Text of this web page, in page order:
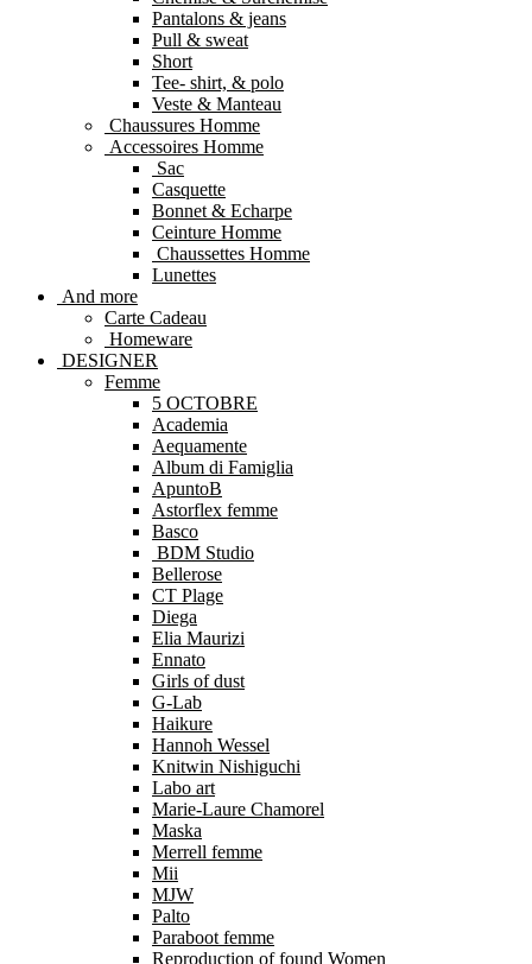
Pantalons & jeans
Pull & sweat
Short
Tee- shirt, & polo
Veste & Manteau
Chaussures Homme
Accessoires Homme
Sac
Casquette
Bonnet & Echarpe
Ceinture Homme
Chaussettes Homme
Lunettes
And more
Carte Cadeau
Homeware
DESIGNER
Femme
5 OCTOBRE
Academia
Aequamente
Album di Famiglia
ApuntoB
Astorflex femme
Basco
BDM Studio
Bellerose
CT Plage
Diega
Elia Maurizi
Ennato
Girls of dust
G-Lab
Haikure
Hannoh Wessel
Knitwin Nishiguchi
Labo art
Marie-Laure Chamorel
Maska
Merrell femme
Mii
MJW
Palto
Paraboot femme
Reproduction of found Women